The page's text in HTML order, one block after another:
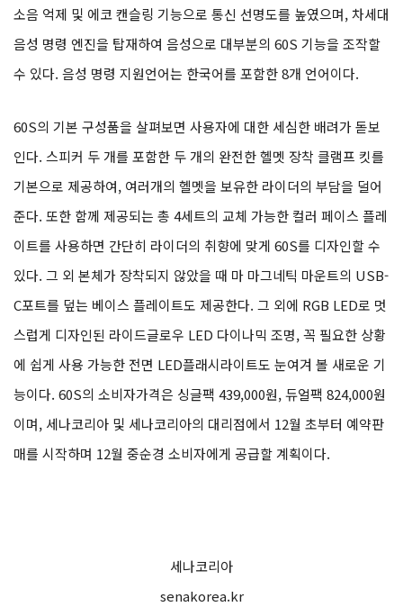
소음 억제 및 에코 캔슬링 기능으로 통신 선명도를 높였으며, 차세대
음성 명령 엔진을 탑재하여 음성으로 대부분의 60S 기능을 조작할
수 있다. 음성 명령 지원언어는 한국어를 포함한 8개 언어이다.
60S의 기본 구성품을 살펴보면 사용자에 대한 세심한 배려가 돋보
인다. 스피커 두 개를 포함한 두 개의 완전한 헬멧 장착 클램프 킷를
기본으로 제공하여, 여러개의 헬멧을 보유한 라이더의 부담을 덜어
준다. 또한 함께 제공되는 총 4세트의 교체 가능한 컬러 페이스 플레
이트를 사용하면 간단히 라이더의 취향에 맞게 60S를 디자인할 수
있다. 그 외 본체가 장착되지 않았을 때 마 마그네틱 마운트의 USB-
C포트를 덮는 베이스 플레이트도 제공한다. 그 외에 RGB LED로 멋
스럽게 디자인된 라이드글로우 LED 다이나믹 조명, 꼭 필요한 상황
에 쉽게 사용 가능한 전면 LED플래시라이트도 눈여겨 볼 새로운 기
능이다. 60S의 소비자가격은 싱글팩 439,000원, 듀얼팩 824,000원
이며, 세나코리아 및 세나코리아의 대리점에서 12월 초부터 예약판
매를 시작하며 12월 중순경 소비자에게 공급할 계획이다.
세나코리아
senakorea.kr